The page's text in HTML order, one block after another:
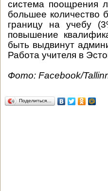
система поощрения
большее количество
границу на учебу
повышение
быть выдвинут
Работа учителя в
Фото: Facebook/
Поделиться…